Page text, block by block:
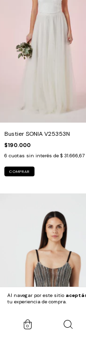
Al navegar por este sitio
tu experiencia de compra.
0
Bustier SONIA V25353N
$190.000
6 cuotas sin interés de $ 31.666,67
COMPRAR